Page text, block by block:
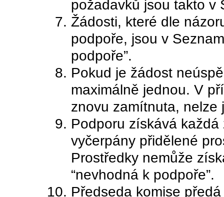
požadavků jsou takto v
Žádosti, které dle
podpoře, jsou v
podpoře”.
Pokud je žádost
maximálně jednou. V
znovu zamítnuta, nelze
Podporu získává
vyčerpány přidělené
Prostředky nemůže
“nevhodná k podpoře”.
Předseda komise